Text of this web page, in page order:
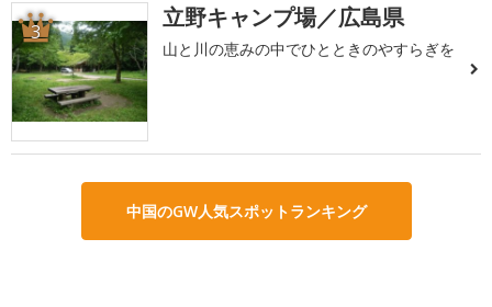
3 立野キャンプ場／広島県
山と川の恵みの中でひとときのやすらぎを
中国のGW人気スポットランキング